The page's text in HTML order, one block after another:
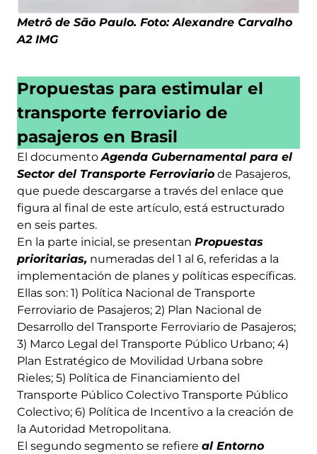
Metrô de São Paulo. Foto: Alexandre Carvalho
A2 IMG
Propuestas para estimular el
transporte ferroviario de
pasajeros en Brasil
El documentoAgenda Gubernamental para el
Sector del Transporte Ferroviario de Pasajeros,
que puede descargarse a través del enlace que
figura al final de este artículo, está estructurado
en seis partes.
En la parte inicial, se presentan Propuestas
prioritarias, numeradas del 1 al 6, referidas a la
implementación de planes y políticas específicas.
Ellas son: 1) Política Nacional de Transporte
Ferroviario de Pasajeros; 2) Plan Nacional de
Desarrollo del Transporte Ferroviario de Pasajeros;
3) Marco Legal del Transporte Público Urbano; 4)
Plan Estratégico de Movilidad Urbana sobre
Rieles; 5) Política de Financiamiento del
Transporte Público Colectivo Transporte Público
Colectivo; 6) Política de Incentivo a la creación de
la Autoridad Metropolitana.
El segundo segmento se refiere al Entorno